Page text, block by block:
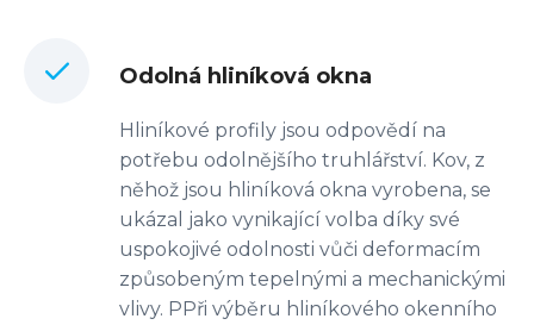
Odolná hliníková okna
Hliníkové profily jsou odpovědí na
potřebu odolnějšího truhlářství. Kov, z
něhož jsou hliníková okna vyrobena, se
ukázal jako vynikající volba díky své
uspokojivé odolnosti vůči deformacím
způsobeným tepelnými a mechanickými
vlivy. PPři výběru hliníkového okenního